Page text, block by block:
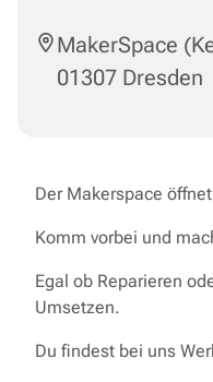
MakerSpace
01307 Dresden
Der Makerspace
Komm vorbei und
Egal ob Reparieren
Umsetzen.
Du findest bei uns